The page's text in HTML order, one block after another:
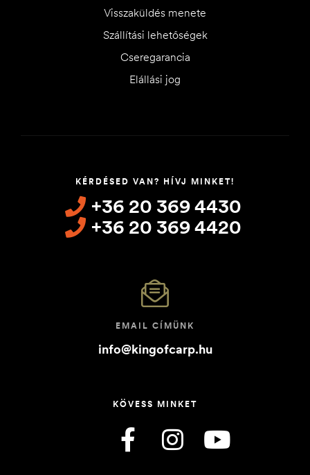
Visszaküldés menete
Szállítási lehetőségek
Cseregarancia
Elállási jog
KÉRDÉSED VAN? HÍVJ MINKET!
+36 20 369 4430
+36 20 369 4420
EMAIL CÍMÜNK
info@kingofcarp.hu
KÖVESS MINKET